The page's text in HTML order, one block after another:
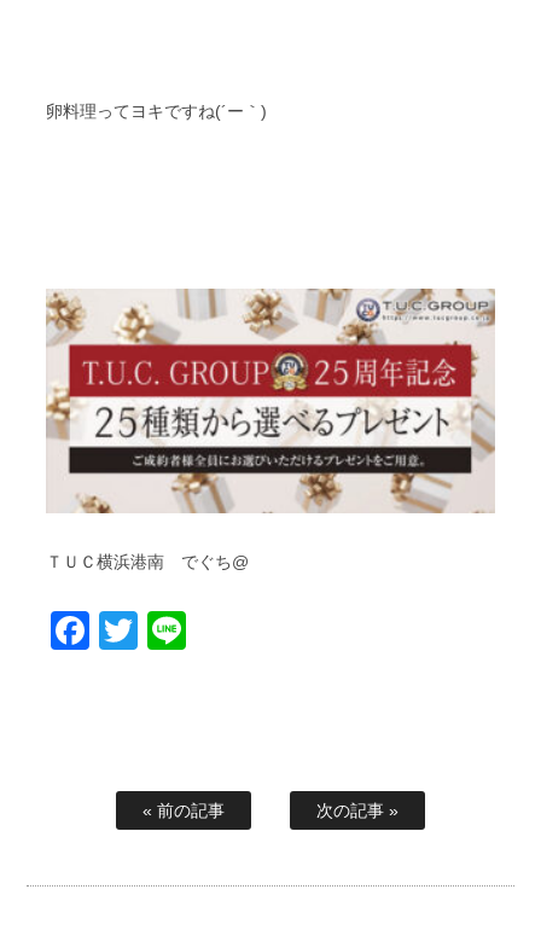
卵料理ってヨキですね(´ー｀)
ＴＵＣ横浜港南 でぐち@
Facebook
Twitter
« 前の記事 次の記事 »